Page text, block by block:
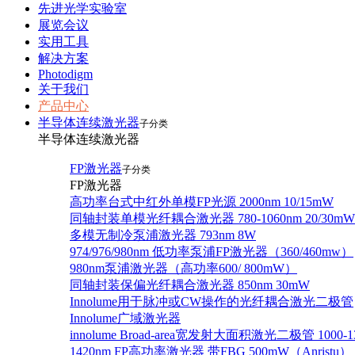
先进光学实验室
展览会议
实用工具
解决方案
Photodigm
关于我们
产品中心
半导体连续激光器子分类
半导体连续激光器
FP激光器子分类
FP激光器
高功率台式中红外单模FP光源 2000nm 10/15mW
同轴封装单模光纤耦合激光器 780-1060nm 20/30mW
多模无制冷泵浦激光器 793nm 8W
974/976/980nm 低功率泵浦FP激光器（360/460mw）
980nm泵浦激光器（高功率600/ 800mW）
同轴封装保偏光纤耦合激光器 850nm 30mW
Innolume用于脉冲或CW操作的光纤耦合激光二极管
Innolume广域激光器
innolume Broad-area宽发射大面积激光二极管 1000-
1420nm FP高功率激光器 带FBG 500mW（Anristu）